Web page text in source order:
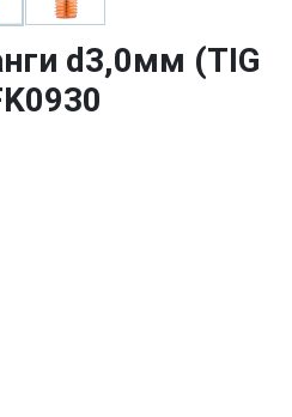
d3,0мм (TIG